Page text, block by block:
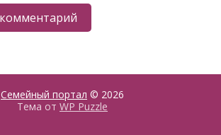
Семейный портал © 2026
Тема от WP Puzzle